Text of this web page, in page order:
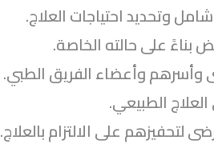
وتحديد احتياجات العلاج.
على حالته الخاصة.
وأسرهم وأعضاء الفريق الطبي.
الطبيعي.
على الالتزام بالعلاج.